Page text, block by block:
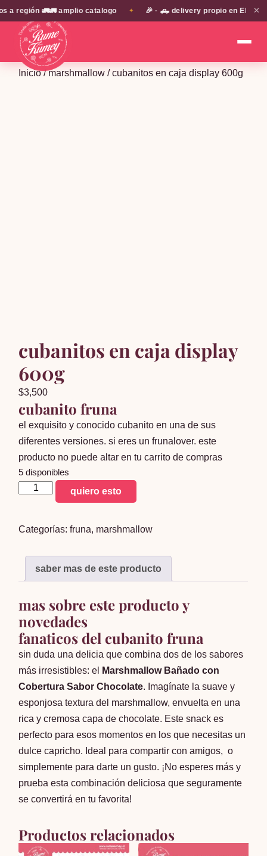
región 🚛🚛 amplio catalogo ✦ 🎉 · 🛻 delivery propio en EN TODA
✕
Inicio/marshmallow / cubanitos en caja display 600g
cubanitos en caja display
600g
$3,500
cubanito fruna
el exquisito y conocido cubanito en una de sus
diferentes versiones. si eres un frunalover. este
producto no puede altar en tu carrito de compras
5 disponibles
cubanitos
display
quiero esto
Categorías:fruna, marshmallow
saber mas de este producto
mas sobre este producto y
novedades
fanaticos del cubanito fruna
sin duda una delicia que combina dos de los sabores
más irresistibles: el
Marshmallow Bañado con
Cobertura Sabor Chocolate. Imagínate la suave y
esponjosa textura del marshmallow, envuelta en una
rica y cremosa capa de chocolate. Este snack es
perfecto para esos momentos en los que necesitas un
dulce capricho. Ideal para compartir con amigos, o
simplemente para darte un gusto. ¡No esperes más y
prueba esta combinación deliciosa que seguramente
se convertirá en tu favorita!
Productos relacionados